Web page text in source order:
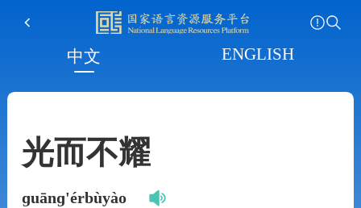
中文 ENGLISH
光而不耀
ɡuānɡ'érbùyào